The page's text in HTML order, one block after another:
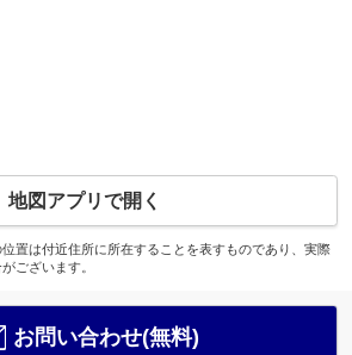
地図アプリで開く
置は付近住所に所在することを表すものであり、実際
ございます。
お問い合わせ(無料)